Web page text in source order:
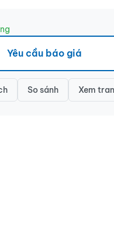
Yêu cầu báo giá
So sánh Xem